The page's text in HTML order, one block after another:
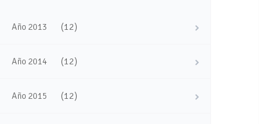
Año 2013 (12)
Año 2014 (12)
Año 2015 (12)